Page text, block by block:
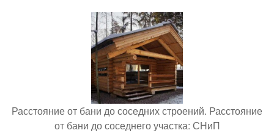
Расстояние от бани до соседних строений. Расстояние
от бани до соседнего участка: СНиП